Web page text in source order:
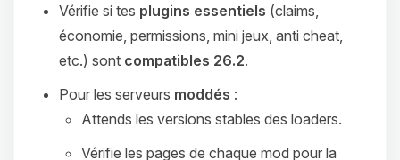
Vérifie si tes plugins essentiels (claims,
économie, permissions, mini jeux, anti cheat,
etc.) sont compatibles 26.2.
Pour les serveurs moddés :
Attends les versions stables des loaders.
Vérifie les pages de chaque mod pour la